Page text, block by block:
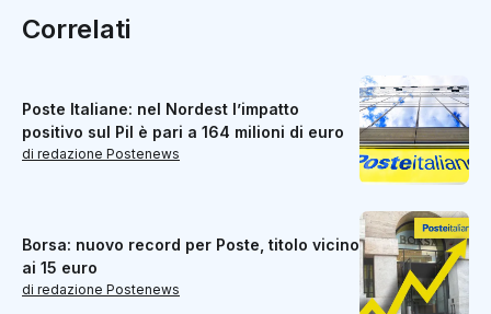
Correlati
Poste Italiane: nel Nordest l’impatto
positivo sul Pil è pari a 164 milioni di euro
di redazione Postenews
Borsa: nuovo record per Poste, titolo vicino
ai 15 euro
di redazione Postenews